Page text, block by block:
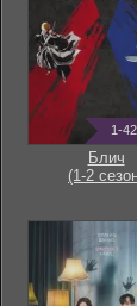
1-
Блич
(1-2